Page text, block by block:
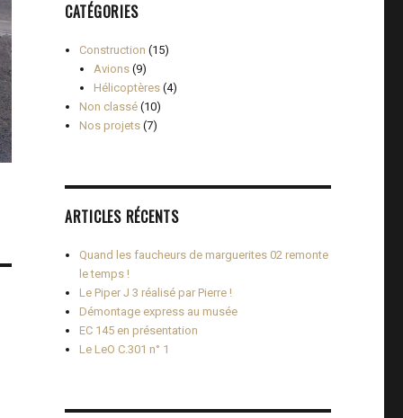
CATÉGORIES
Construction (15)
Avions (9)
Hélicoptères (4)
Non classé (10)
Nos projets (7)
ARTICLES RÉCENTS
Quand les faucheurs de marguerites 02 remonte
le temps !
Le Piper J 3 réalisé par Pierre !
Démontage express au musée
EC 145 en présentation
Le LeO C.301 n° 1